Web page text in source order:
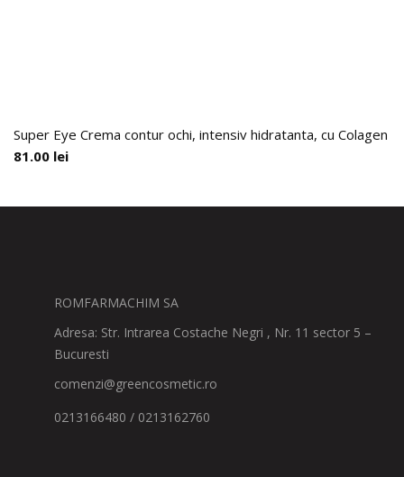
Super Eye Crema contur ochi, intensiv hidratanta, cu Colagen
81.00 lei
ROMFARMACHIM SA
Adresa: Str. Intrarea Costache Negri , Nr. 11 sector 5 –
Bucuresti
comenzi@greencosmetic.ro
0213166480 / 0213162760